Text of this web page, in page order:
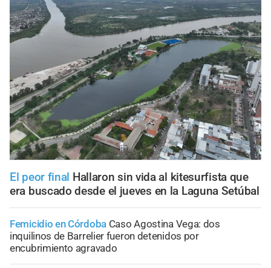
El peor final Hallaron sin vida al kitesurfista que
era buscado desde el jueves en la Laguna Setúbal
Femicidio en Córdoba Caso Agostina Vega: dos
inquilinos de Barrelier fueron detenidos por
encubrimiento agravado